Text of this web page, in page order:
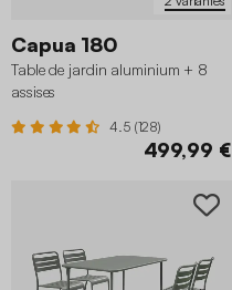
Capua 180
Table de jardin aluminium + 8
assises
4.5 (128)
499,99 €